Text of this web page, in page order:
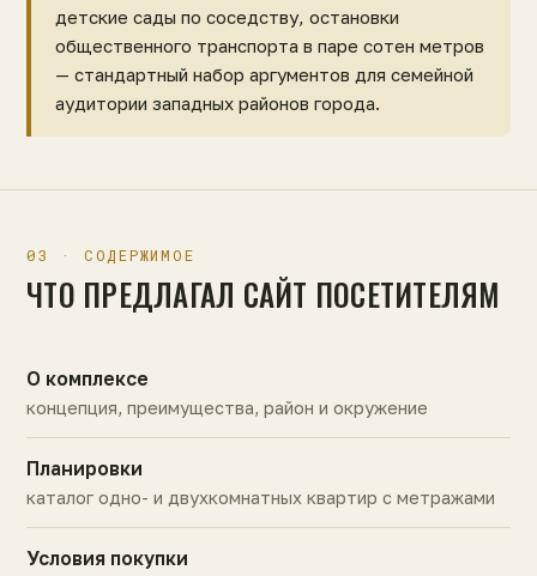
детские сады по соседству, остановки
общественного транспорта в паре сотен метров
— стандартный набор аргументов для семейной
аудитории западных районов города.
03 · СОДЕРЖИМОЕ
ЧТО ПРЕДЛАГАЛ САЙТ ПОСЕТИТЕЛЯМ
О комплексе
концепция, преимущества, район и окружение
Планировки
каталог одно- и двухкомнатных квартир с метражами
Условия покупки